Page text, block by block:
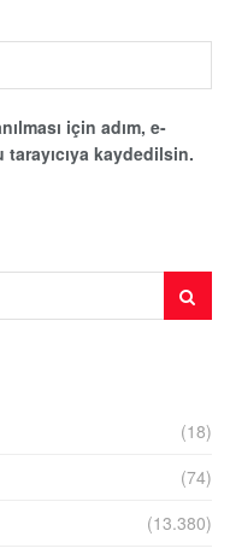
için adım, e-
kaydedilsin.
(18)
(74)
(13.380)